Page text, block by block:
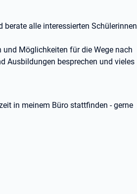
alle interessierten Schülerinnen
und Möglichkeiten für die Wege nach
Ausbildungen besprechen und vieles
in meinem Büro stattfinden - gerne